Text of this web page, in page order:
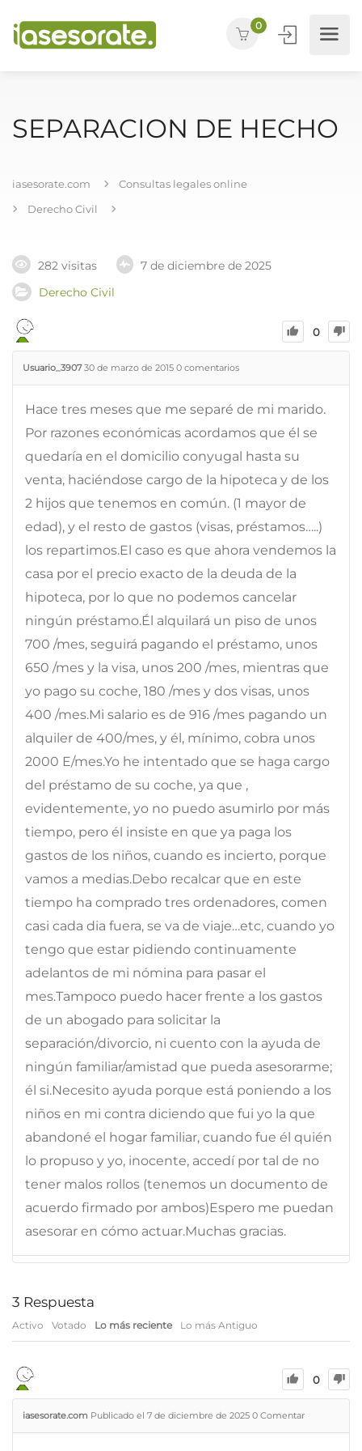
0
SEPARACION DE HECHO
iasesorate.com
Consultas legales online
Derecho Civil
282 visitas
7 de diciembre de 2025
Derecho Civil
0
Usuario_3907 30 de marzo de 2015 0 comentarios
Hace tres meses que me separé de mi marido.
Por razones económicas acordamos que él se
quedaría en el domicilio conyugal hasta su
venta, haciéndose cargo de la hipoteca y de los
2 hijos que tenemos en común. (1 mayor de
edad), y el resto de gastos (visas, préstamos…..)
los repartimos.El caso es que ahora vendemos la
casa por el precio exacto de la deuda de la
hipoteca, por lo que no podemos cancelar
ningún préstamo.Él alquilará un piso de unos
700 /mes, seguirá pagando el préstamo, unos
650 /mes y la visa, unos 200 /mes, mientras que
yo pago su coche, 180 /mes y dos visas, unos
400 /mes.Mi salario es de 916 /mes pagando un
alquiler de 400/mes, y él, mínimo, cobra unos
2000 E/mes.Yo he intentado que se haga cargo
del préstamo de su coche, ya que ,
evidentemente, yo no puedo asumirlo por más
tiempo, pero él insiste en que ya paga los
gastos de los niños, cuando es incierto, porque
vamos a medias.Debo recalcar que en este
tiempo ha comprado tres ordenadores, comen
casi cada dia fuera, se va de viaje…etc, cuando yo
tengo que estar pidiendo continuamente
adelantos de mi nómina para pasar el
mes.Tampoco puedo hacer frente a los gastos
de un abogado para solicitar la
separación/divorcio, ni cuento con la ayuda de
ningún familiar/amistad que pueda asesorarme;
él si.Necesito ayuda porque está poniendo a los
niños en mi contra diciendo que fui yo la que
abandoné el hogar familiar, cuando fue él quién
lo propuso y yo, inocente, accedí por tal de no
tener malos rollos (tenemos un documento de
acuerdo firmado por ambos)Espero me puedan
asesorar en cómo actuar.Muchas gracias.
3 Respuesta
Activo Votado Lo más reciente Lo más Antiguo
0
iasesorate.com Publicado el 7 de diciembre de 2025 0 Comentar